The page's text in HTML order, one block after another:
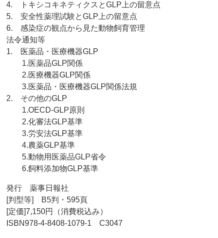
4. トキシコキネティクスとGLP上の留意点
5. 安全性薬理試験とGLP上の留意点
6. 感染症の観点から見た動物飼育管理
法令通知等
1. 医薬品・医療機器GLP
1.医薬品GLP関係
2.医療機器GLP関係
3.医薬品・医療機器GLP関係法規
2. その他のGLP
1.OECD-GLP原則
2.化審法GLP基準
3.労安法GLP基準
4.農薬GLP基準
5.動物用医薬品GLP省令
6.飼料添加物GLP基準
発行 薬事日報社
[判型等] B5判・595頁
[定価]7,150円（消費税込み）
ISBN978-4-8408-1079-1 C3047